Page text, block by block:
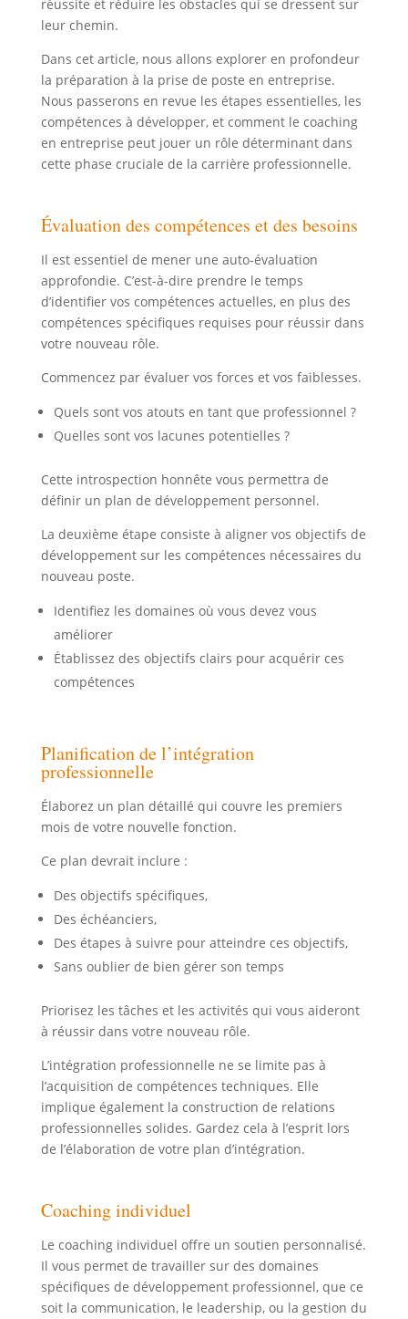
réussite et réduire les obstacles qui se dressent sur
leur chemin.
Dans cet article, nous allons explorer en profondeur
la préparation à la prise de poste en entreprise.
Nous passerons en revue les étapes essentielles, les
compétences à développer, et comment le coaching
en entreprise peut jouer un rôle déterminant dans
cette phase cruciale de la carrière professionnelle.
Évaluation des compétences et des besoins
Il est essentiel de mener une auto-évaluation
approfondie. C’est-à-dire prendre le temps
d’identifier vos compétences actuelles, en plus des
compétences spécifiques requises pour réussir dans
votre nouveau rôle.
Commencez par évaluer vos forces et vos faiblesses.
Quels sont vos atouts en tant que professionnel ?
Quelles sont vos lacunes potentielles ?
Cette introspection honnête vous permettra de
définir un plan de développement personnel.
La deuxième étape consiste à aligner vos objectifs de
développement sur les compétences nécessaires du
nouveau poste.
Identifiez les domaines où vous devez vous
améliorer
Établissez des objectifs clairs pour acquérir ces
compétences
Planification de l’intégration
professionnelle
Élaborez un plan détaillé qui couvre les premiers
mois de votre nouvelle fonction.
Ce plan devrait inclure :
Des objectifs spécifiques,
Des échéanciers,
Des étapes à suivre pour atteindre ces objectifs,
Sans oublier de bien gérer son temps
Priorisez les tâches et les activités qui vous aideront
à réussir dans votre nouveau rôle.
L’intégration professionnelle ne se limite pas à
l’acquisition de compétences techniques. Elle
implique également la construction de relations
professionnelles solides. Gardez cela à l’esprit lors
de l’élaboration de votre plan d’intégration.
Coaching individuel
Le coaching individuel offre un soutien personnalisé.
Il vous permet de travailler sur des domaines
spécifiques de développement professionnel, que ce
soit la communication, le leadership, ou la gestion du